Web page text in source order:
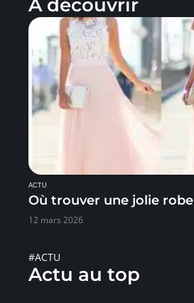
À découvrir
ACTU
Où trouver une jolie
12 mars 2026
#ACTU
Actu au top